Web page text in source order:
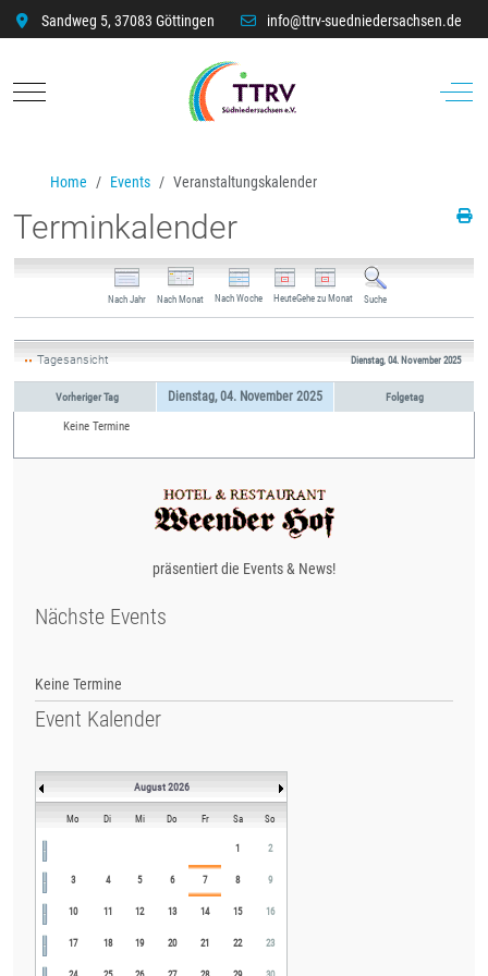
Sandweg 5, 37083 Göttingen info@ttrv-suedniedersachsen.de
Mobile Menu Toggle Off-
Home Events Veranstaltungskalender
Terminkalender
Nach Jahr Nach Monat Nach Woche HeuteGehe zu Monat Suche
Tagesansicht Dienstag, 04. November 2025
Vorheriger Tag Dienstag, 04. November 2025 Folgetag
Keine Termine
präsentiert die Events & News!
Nächste Events
Keine Termine
Event Kalender
August 2026
Mo Di Mi Do Fr Sa So
1 2
3 4 5 6 7 8 9
10 11 12 13 14 15 16
17 18 19 20 21 22 23